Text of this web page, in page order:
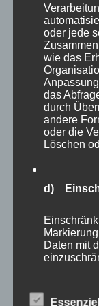
auch durch
abonniert
#nature
oder jede
wie das
das
durch
andere
oder die
Löschen
d)
Daten mit
e)